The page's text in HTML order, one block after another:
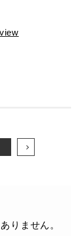
りません。